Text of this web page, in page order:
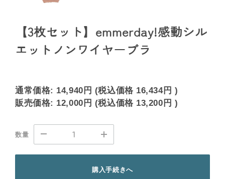
【3枚セット】emmerday!感動シル
エットノンワイヤーブラ
通常価格: 14,940円 (税込価格 16,434円 )
販売価格: 12,000円 (税込価格 13,200円 )
数量
購入手続きへ